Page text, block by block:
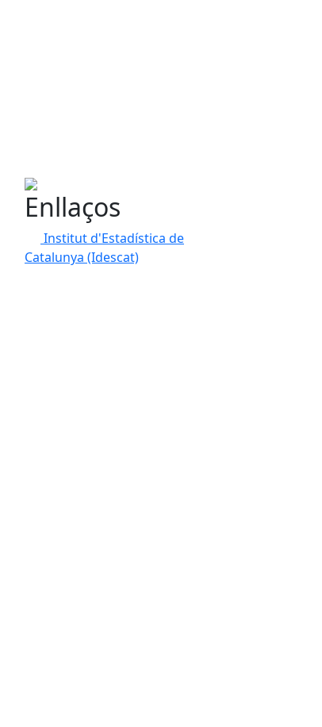
Enllaços
Institut d'Estadística de
Catalunya (Idescat)